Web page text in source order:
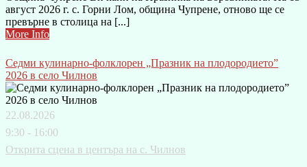
август 2026 г. с. Горни Лом, община Чупрене, отново ще се
превърне в столица на [...]
More Info
Седми кулинарно-фолклорен „Празник на плодородието”
2026 в село Чилнов
22.08.2026
9:30 - 16:00
Открита сцена в центъра на с. Чилнов